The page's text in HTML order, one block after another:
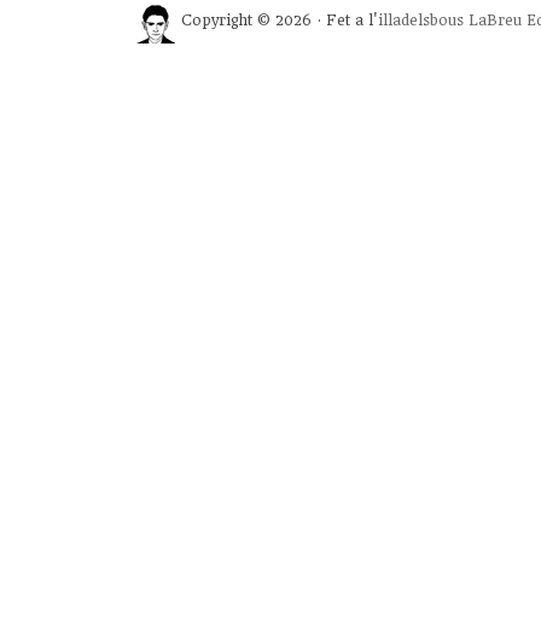
Copyright © 2026 · Fet a l'illadelsbous LaBreu